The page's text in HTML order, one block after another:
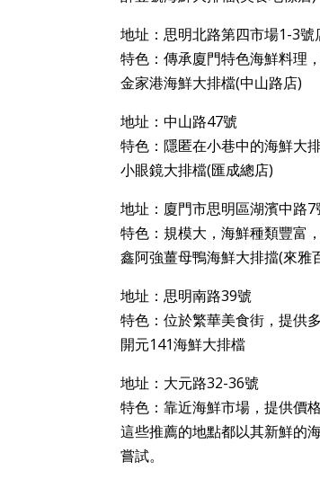
地址：思明北路第四市場1-3號
特色：傳承廈門特色海鮮料理
金家港海鮮大排檔(中山路店)
地址：中山路47號
特色：隱匿在小巷中的海鮮大
小眼鏡大排檔(匯成總店)
地址：廈門市思明區湖濱中路7
特色：規模大，海鮮種類豐富
鑫阿強薑母鴨海鮮大排擋(來雅
地址：思明南路39號
特色：位於繁華美食街，提供
開元141海鮮大排檔
地址：大元路32-36號
特色：靠近海鮮市場，提供價
這些推薦的地點都以其新鮮的
嘗試。